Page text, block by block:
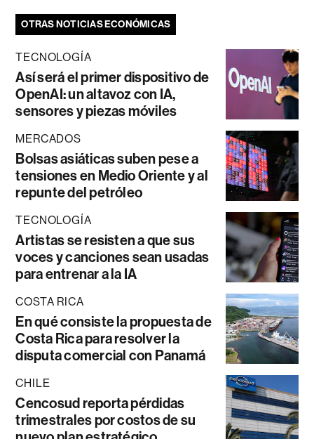
OTRAS NOTICIAS ECONÓMICAS
TECNOLOGÍA
Así será el primer dispositivo de
OpenAI: un altavoz con IA,
sensores y piezas móviles
MERCADOS
Bolsas asiáticas suben pese a
tensiones en Medio Oriente y al
repunte del petróleo
TECNOLOGÍA
Artistas se resisten a que sus
voces y canciones sean usadas
para entrenar a la IA
COSTA RICA
En qué consiste la propuesta de
Costa Rica para resolver la
disputa comercial con Panamá
CHILE
Cencosud reporta pérdidas
trimestrales por costos de su